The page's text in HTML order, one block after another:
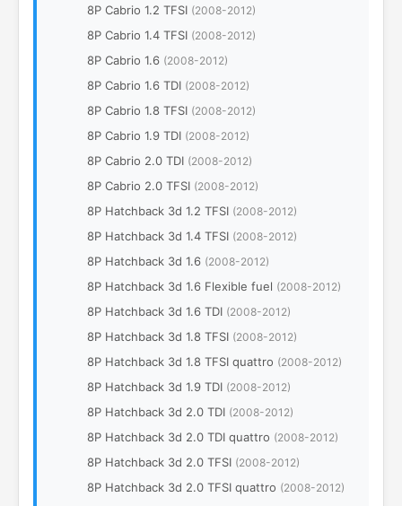
8P Cabrio 1.2 TFSI (2008-2012)
8P Cabrio 1.4 TFSI (2008-2012)
8P Cabrio 1.6 (2008-2012)
8P Cabrio 1.6 TDI (2008-2012)
8P Cabrio 1.8 TFSI (2008-2012)
8P Cabrio 1.9 TDI (2008-2012)
8P Cabrio 2.0 TDI (2008-2012)
8P Cabrio 2.0 TFSI (2008-2012)
8P Hatchback 3d 1.2 TFSI (2008-2012)
8P Hatchback 3d 1.4 TFSI (2008-2012)
8P Hatchback 3d 1.6 (2008-2012)
8P Hatchback 3d 1.6 Flexible fuel (2008-2012)
8P Hatchback 3d 1.6 TDI (2008-2012)
8P Hatchback 3d 1.8 TFSI (2008-2012)
8P Hatchback 3d 1.8 TFSI quattro (2008-2012)
8P Hatchback 3d 1.9 TDI (2008-2012)
8P Hatchback 3d 2.0 TDI (2008-2012)
8P Hatchback 3d 2.0 TDI quattro (2008-2012)
8P Hatchback 3d 2.0 TFSI (2008-2012)
8P Hatchback 3d 2.0 TFSI quattro (2008-2012)